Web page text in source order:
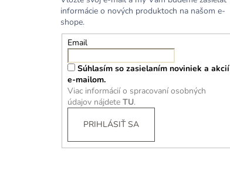
informácie o nových produktoch na našom e-
shope.
Email
Súhlasím so zasielaním noviniek a akcií
e-mailom.
Viac informácií o spracovaní osobných
údajov nájdete TU.
PRIHLÁSIŤ SA